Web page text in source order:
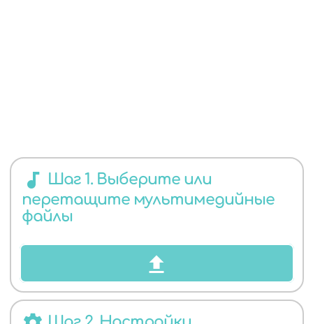
АУДИО
audiotrack Шаг 1. Выберите или
перетащите мультимедийные
файлы